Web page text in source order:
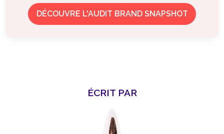
DÉCOUVRE L'AUDIT BRAND SNAPSHOT
ÉCRIT PAR